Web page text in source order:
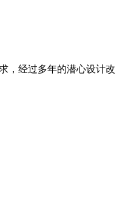
，经过多年的潜心设计改